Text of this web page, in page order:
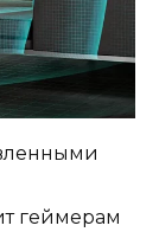
геймерам